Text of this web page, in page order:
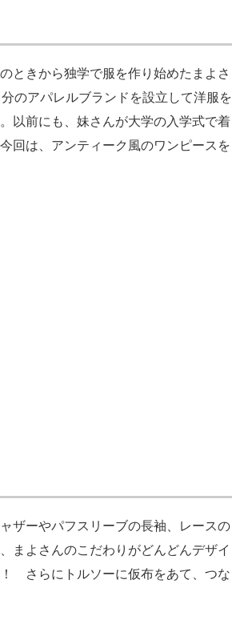
ときから独学で服を作り始めたまよさ
のアパレルブランドを設立して洋服を
以前にも、妹さんが大学の入学式で着
回は、アンティーク風のワンピースを
ザーやパフスリーブの長袖、レースの
よさんのこだわりがどんどんデザイ
さらにトルソーに仮布をあて、つな